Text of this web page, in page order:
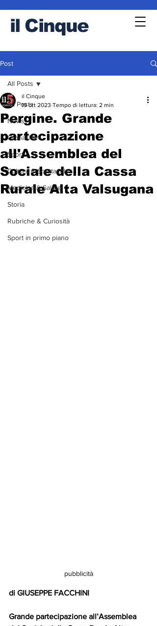
il Cinque
Post
All Posts
News
Cronache
Sport
Cultura & Spettacolo
Medicina & Salute
Storia
Rubriche & Curiosità
Sport in primo piano
All Posts
Pergine. Grande
partecipazione
all'Assemblea del
Sociale della Cassa
Rurale Alta Valsugana
il Cinque
19 ott 2023 Tempo di lettura: 2 min
pubblicità
di GIUSEPPE FACCHINI
Grande partecipazione all’Assemblea